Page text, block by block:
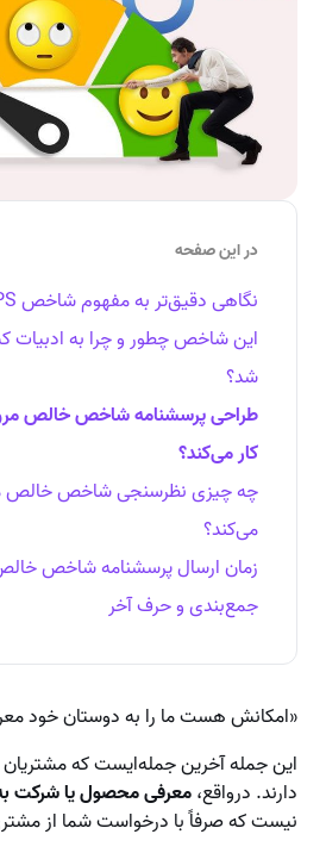
در این صفحه
نگاهی دقیق‌تر به مفهوم شاخص NPS
این شاخص چطور و چرا به ادبیات
شد؟
طراحی پرسشنامه شاخص خالص
کار می‌کند؟
چه چیزی نظرسنجی شاخص خالص
می‌کند؟
زمان ارسال پرسشنامه شاخص
جمع‌بندی و حرف آخر
«امکانش هست ما را به دوستان خود
این جمله آخرین جمله‌ایست که مشتریان
دارند. درواقع،معرفی محصول یا
نیست که صرفاً با درخواست شما از